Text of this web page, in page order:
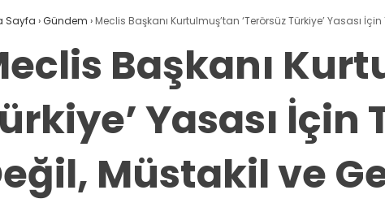
Sayfa ›Gündem › Meclis Başkanı Kurtulmuş’tan ‘Terörsüz Türkiye’ Yasası
Başkanı
Yasası
Müstakil ve